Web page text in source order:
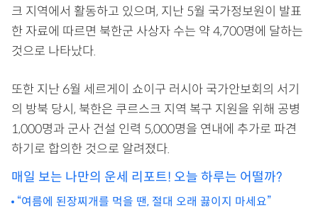
크 지역에서 활동하고 있으며, 지난 5월 국가정보원이 발표
한 자료에 따르면 북한군 사상자 수는 약 4,700명에 달하는
것으로 나타났다.
또한 지난 6월 세르게이 쇼이구 러시아 국가안보회의 서기
의 방북 당시, 북한은 쿠르스크 지역 복구 지원을 위해 공병
1,000명과 군사 건설 인력 5,000명을 연내에 추가로 파견
하기로 합의한 것으로 알려졌다.
매일 보는 나만의 운세 리포트! 오늘 하루는 어떨까?
“여름에 된장찌개를 먹을 땐, 절대 오래 끓이지 마세요”